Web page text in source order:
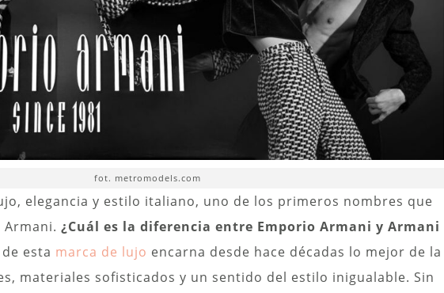
fot. metromodels.com
elegancia y estilo italiano, uno de los primeros nombres que
Armani. ¿Cuál es la diferencia entre Emporio Armani y Armani
esta marca de lujo encarna desde hace décadas lo mejor de la
materiales sofisticados y un sentido del estilo inigualable. Sin